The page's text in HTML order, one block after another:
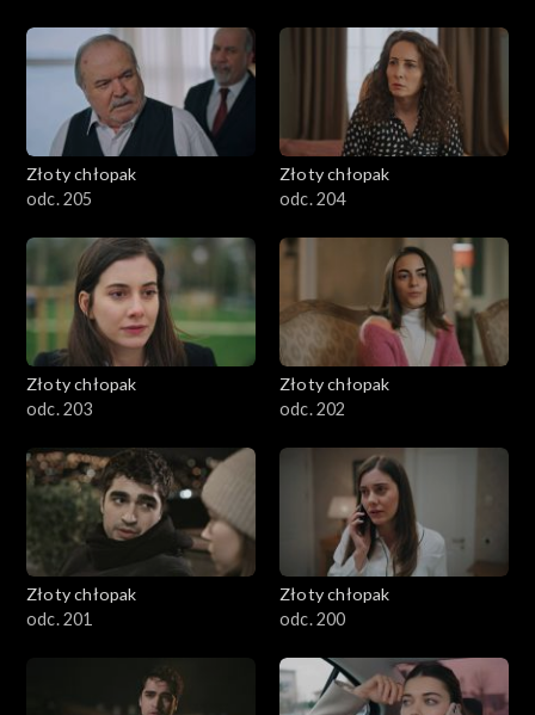
Złoty chłopak
odc. 205
Złoty chłopak
odc. 204
Złoty chłopak
odc. 203
Złoty chłopak
odc. 202
Złoty chłopak
odc. 201
Złoty chłopak
odc. 200